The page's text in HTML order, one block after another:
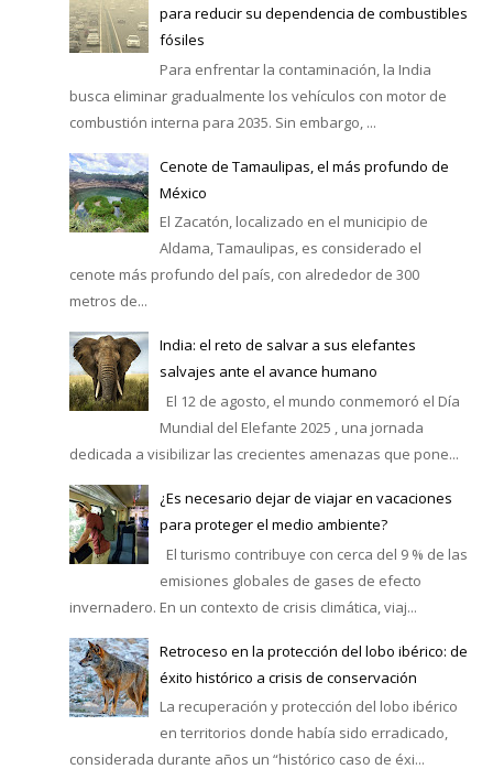
para reducir su dependencia de combustibles
fósiles
Para enfrentar la contaminación, la India
busca eliminar gradualmente los vehículos con motor de
combustión interna para 2035. Sin embargo, ...
Cenote de Tamaulipas, el más profundo de
México
El Zacatón, localizado en el municipio de
Aldama, Tamaulipas, es considerado el
cenote más profundo del país, con alrededor de 300
metros de...
India: el reto de salvar a sus elefantes
salvajes ante el avance humano
El 12 de agosto, el mundo conmemoró el Día
Mundial del Elefante 2025 , una jornada
dedicada a visibilizar las crecientes amenazas que pone...
¿Es necesario dejar de viajar en vacaciones
para proteger el medio ambiente?
El turismo contribuye con cerca del 9 % de las
emisiones globales de gases de efecto
invernadero. En un contexto de crisis climática, viaj...
Retroceso en la protección del lobo ibérico: de
éxito histórico a crisis de conservación
La recuperación y protección del lobo ibérico
en territorios donde había sido erradicado,
considerada durante años un “histórico caso de éxi...